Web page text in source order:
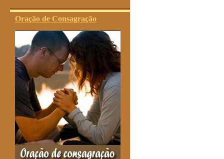
Oração de Consagração